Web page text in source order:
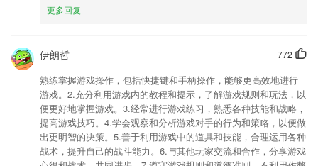
下载626250更新了什么?
支持“资源包”一键领取：101教育PPT将不定期向老师们派发各类型优质
资源包，老师们可一键领取并保存至「网盘」，资源获取更快更方便。
系统候选人，秒级推荐，匹配度高达 95%
新增关闭个性化推荐开关。
以上就是天博app下载的介绍，如果您喜欢这款软件，您可以到应用商店
进行打分评论，说出您的使用经历，以帮助我们更好的对产品进行优化修
更多回复
772
伊朗哲
熟练掌握游戏操作，包括快捷键和手柄操作，能够更高效地进行
游戏。2.充分利用游戏内的教程和提示，了解游戏规则和玩法，以
便更好地掌握游戏。3.经常进行游戏练习，熟悉各种技能和战略，
提高游戏技巧。4.学会观察和分析游戏对手的行为和策略，以便做
出更明智的决策。5.善于利用游戏中的道具和技能，合理运用各种
战术，提升自己的战斗能力。6.与其他玩家交流和合作，分享游戏